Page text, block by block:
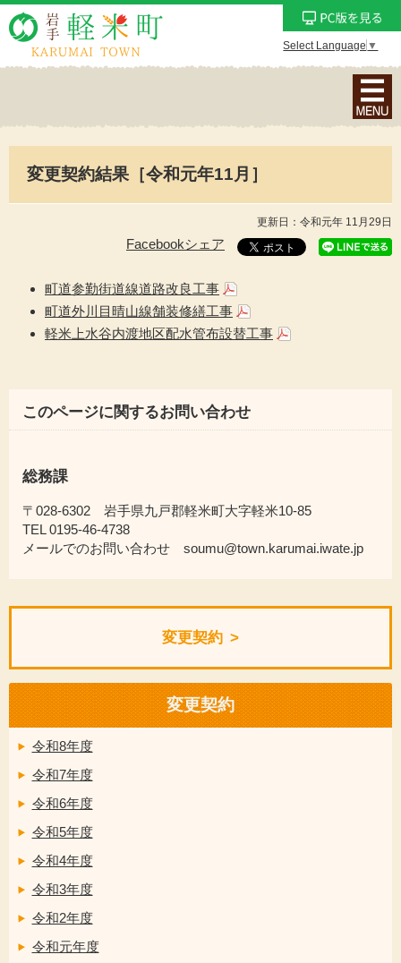
Select Language ▼
ナ
ビ
ン
メ
変更契約結果［令和元年11月］
更新日：令和元年 11月29日
Facebookシェア
町道参勤街道線道路改良工事
町道外川目晴山線舗装修繕工事
軽米上水谷内渡地区配水管布設替工事
このページに関するお問い合わせ
総務課
〒028-6302 岩手県九戸郡軽米町大字軽米10-85
TEL 0195-46-4738
メールでのお問い合わせ soumu@town.karumai.iwate.jp
変更契約
変更契約
令和8年度
令和7年度
令和6年度
令和5年度
令和4年度
令和3年度
令和2年度
令和元年度